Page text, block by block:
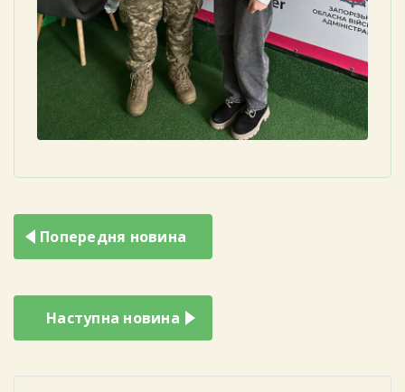
Навігація
записів
Попередня новина
Наступна новина